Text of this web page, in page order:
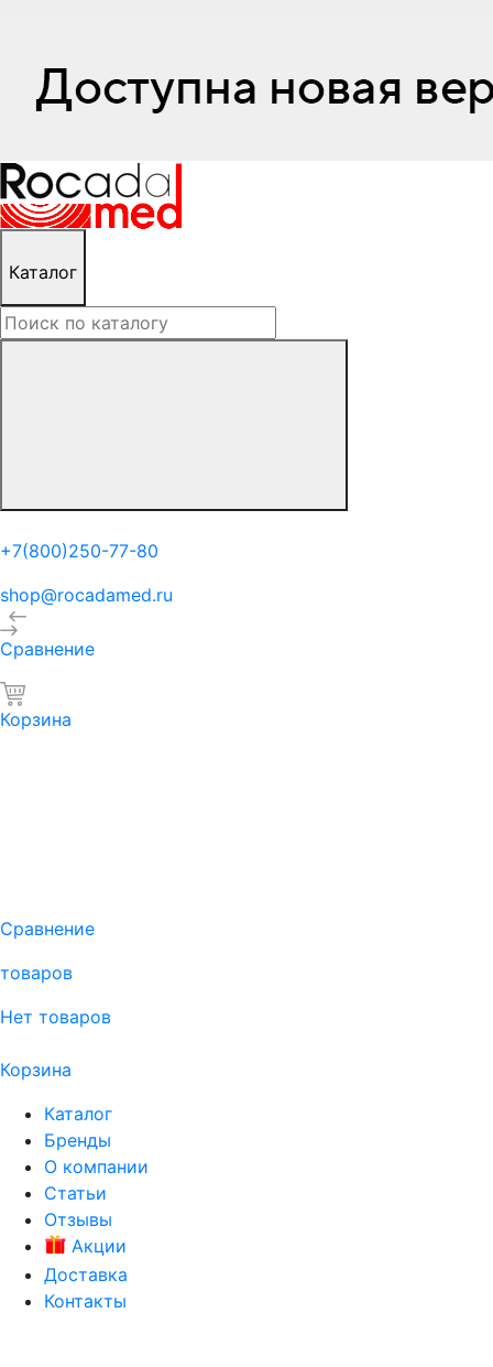
Каталог
+7(800)250-77-80
shop@rocadamed.ru
Сравнение
Корзина
Сравнение
товаров
Нет товаров
Корзина
Каталог
Бренды
О компании
Статьи
Отзывы
Акции
Доставка
Контакты